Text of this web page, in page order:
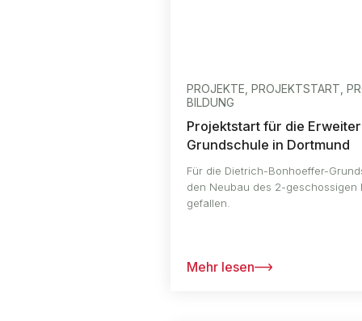
PROJEKTE, PROJEKTSTART,
BILDUNG
Projektstart für die
Grundschule in Dortmund
Für die Dietrich-Bonhoeffer-
den Neubau des 2-geschossigen
gefallen.
Mehr lesen